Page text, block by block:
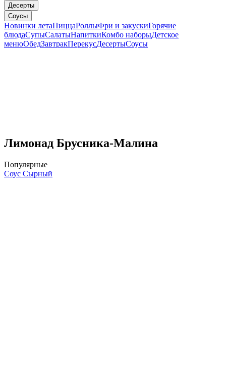
Десерты
Соусы
Новинки летаПиццаРоллыФри и закускиГорячие
блюдаСупыСалатыНапиткиКомбо наборыДетское
менюОбедЗавтракПерекусДесертыСоусы
Лимонад Брусника-Малина
Популярные
Соус Сырный